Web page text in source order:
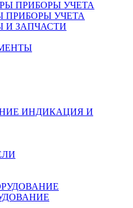
ПРИБОРЫ УЧЕТА
И ЗАПЧАСТИ
ИНДИКАЦИЯ И